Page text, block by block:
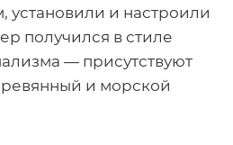
и настроили
получился в стиле
— присутствуют
и морской